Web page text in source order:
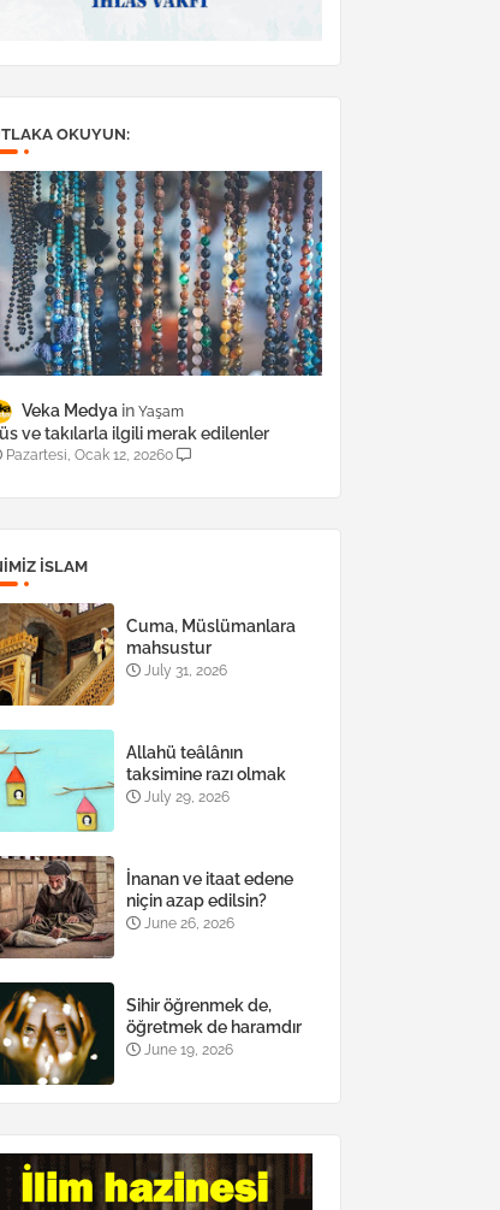
OKUYUN:
Veka Medya Yaşam
ve takılarla ilgili merak edilenler
Pazartesi, Ocak 12, 20260
ISLAM
Cuma, Müslümanlara
mahsustur
July 31, 2026
Allahü teâlânın
taksimine razı olmak
July 29, 2026
İnanan ve itaat edene
niçin azap edilsin?
June 26, 2026
Sihir öğrenmek de,
öğretmek de haramdır
June 19, 2026